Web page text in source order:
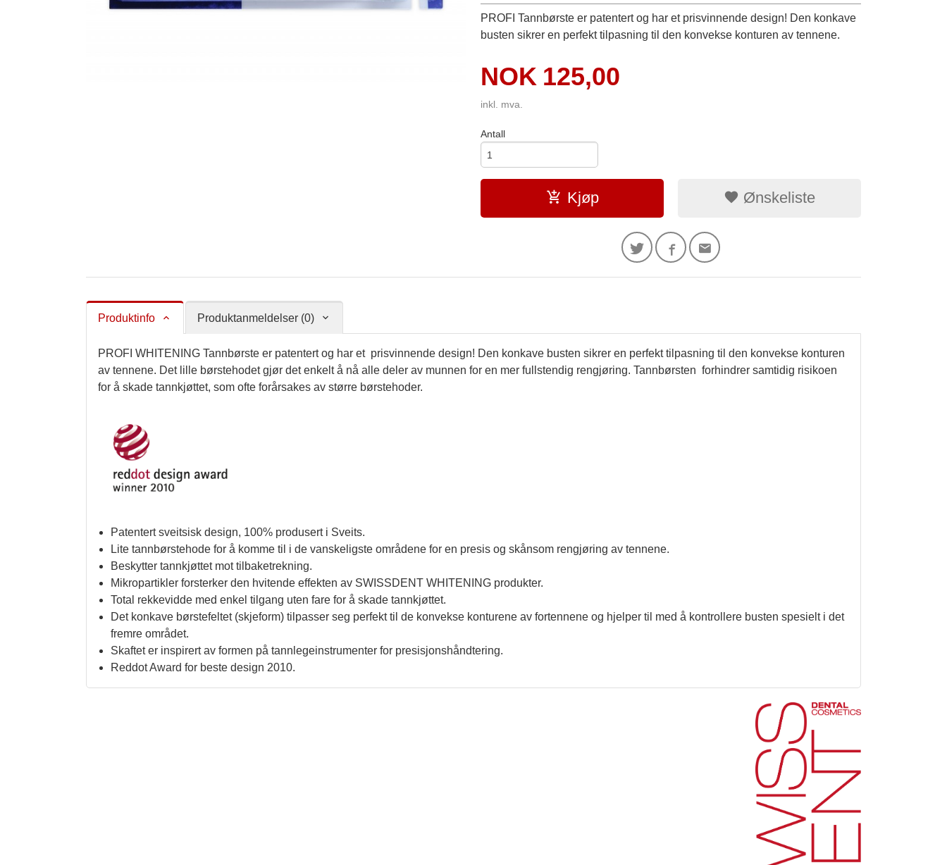
PROFI Tannbørste er patentert og har et prisvinnende design! Den konkave
busten sikrer en perfekt tilpasning til den konvekse konturen av tennene.
Pris
NOK 125,00
inkl. mva.
Antall
Kjøp Ønskeliste
Produktinfo Produktanmeldelser (0)
PROFI WHITENING Tannbørste er patentert og har et prisvinnende design! Den konkave busten sikrer en perfekt tilpasning til den konvekse konturen
av tennene. Det lille børstehodet gjør det enkelt å nå alle deler av munnen for en mer fullstendig rengjøring. Tannbørsten forhindrer samtidig risikoen
for å skade tannkjøttet, som ofte forårsakes av større børstehoder.
Patentert sveitsisk design, 100% produsert i Sveits.
Lite tannbørstehode for å komme til i de vanskeligste områdene for en presis og skånsom rengjøring av tennene.
Beskytter tannkjøttet mot tilbaketrekning.
Mikropartikler forsterker den hvitende effekten av SWISSDENT WHITENING produkter.
Total rekkevidde med enkel tilgang uten fare for å skade tannkjøttet.
Det konkave børstefeltet (skjeform) tilpasser seg perfekt til de konvekse konturene av fortennene og hjelper til med å kontrollere busten spesielt i det
fremre området.
Skaftet er inspirert av formen på tannlegeinstrumenter for presisjonshåndtering.
Reddot Award for beste design 2010.